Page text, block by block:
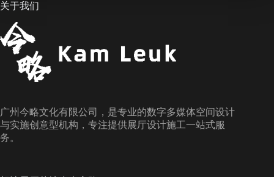
关于我们
广州今略文化有限公司，是专业的数字多媒体空间设计
与实施创意型机构，专注提供展厅设计施工一站式服
务。